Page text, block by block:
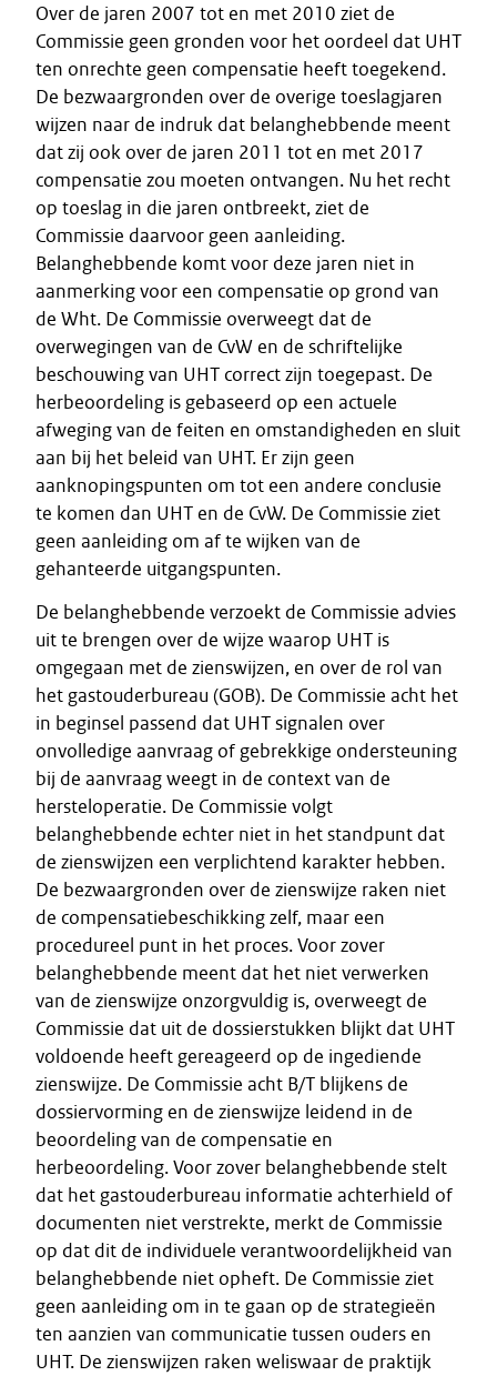
Over de jaren 2007 tot en met 2010 ziet de
Commissie geen gronden voor het oordeel dat UHT
ten onrechte geen compensatie heeft toegekend.
De bezwaargronden over de overige toeslagjaren
wijzen naar de indruk dat belanghebbende meent
dat zij ook over de jaren 2011 tot en met 2017
compensatie zou moeten ontvangen. Nu het recht
op toeslag in die jaren ontbreekt, ziet de
Commissie daarvoor geen aanleiding.
Belanghebbende komt voor deze jaren niet in
aanmerking voor een compensatie op grond van
de Wht. De Commissie overweegt dat de
overwegingen van de CvW en de schriftelijke
beschouwing van UHT correct zijn toegepast. De
herbeoordeling is gebaseerd op een actuele
afweging van de feiten en omstandigheden en sluit
aan bij het beleid van UHT. Er zijn geen
aanknopingspunten om tot een andere conclusie
te komen dan UHT en de CvW. De Commissie ziet
geen aanleiding om af te wijken van de
gehanteerde uitgangspunten.
De belanghebbende verzoekt de Commissie advies
uit te brengen over de wijze waarop UHT is
omgegaan met de zienswijzen, en over de rol van
het gastouderbureau (GOB). De Commissie acht het
in beginsel passend dat UHT signalen over
onvolledige aanvraag of gebrekkige ondersteuning
bij de aanvraag weegt in de context van de
hersteloperatie. De Commissie volgt
belanghebbende echter niet in het standpunt dat
de zienswijzen een verplichtend karakter hebben.
De bezwaargronden over de zienswijze raken niet
de compensatiebeschikking zelf, maar een
procedureel punt in het proces. Voor zover
belanghebbende meent dat het niet verwerken
van de zienswijze onzorgvuldig is, overweegt de
Commissie dat uit de dossierstukken blijkt dat UHT
voldoende heeft gereageerd op de ingediende
zienswijze. De Commissie acht B/T blijkens de
dossiervorming en de zienswijze leidend in de
beoordeling van de compensatie en
herbeoordeling. Voor zover belanghebbende stelt
dat het gastouderbureau informatie achterhield of
documenten niet verstrekte, merkt de Commissie
op dat dit de individuele verantwoordelijkheid van
belanghebbende niet opheft. De Commissie ziet
geen aanleiding om in te gaan op de strategieën
ten aanzien van communicatie tussen ouders en
UHT. De zienswijzen raken weliswaar de praktijk